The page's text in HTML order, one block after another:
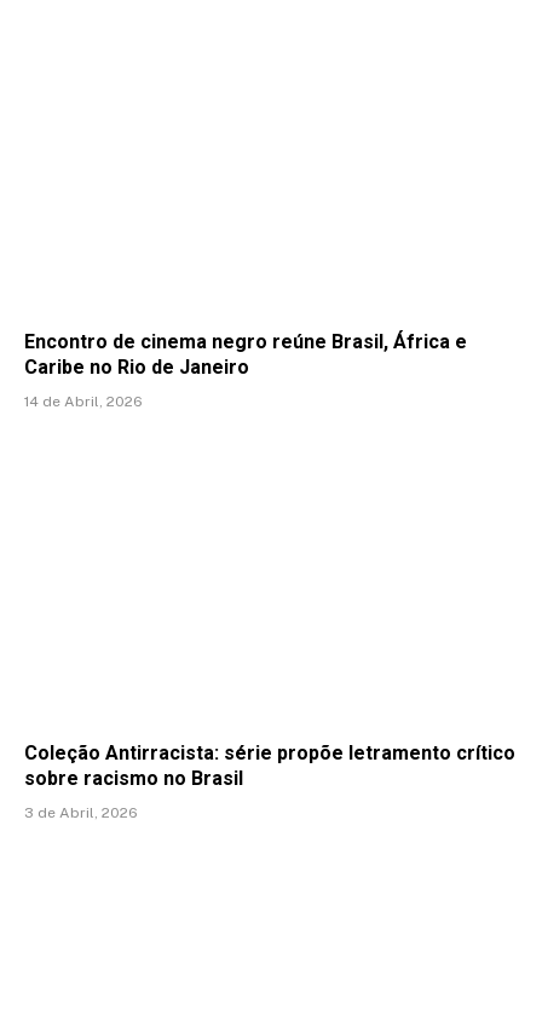
Encontro de cinema negro reúne Brasil, África e
Caribe no Rio de Janeiro
14 de Abril, 2026
Coleção Antirracista: série propõe letramento crítico
sobre racismo no Brasil
3 de Abril, 2026